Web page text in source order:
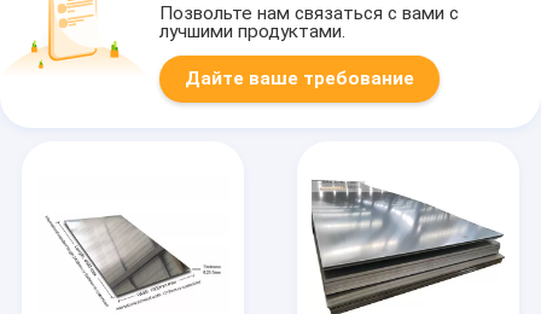
Позвольте нам связаться с вами с
лучшими продуктами.
Дайте ваше требование